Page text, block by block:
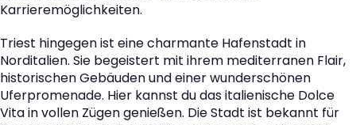
Karrieremöglichkeiten.
Triest hingegen ist eine charmante Hafenstadt in
Norditalien. Sie begeistert mit ihrem mediterranen Flair,
historischen Gebäuden und einer wunderschönen
Uferpromenade. Hier kannst du das italienische Dolce
Vita in vollen Zügen genießen. Die Stadt ist bekannt für